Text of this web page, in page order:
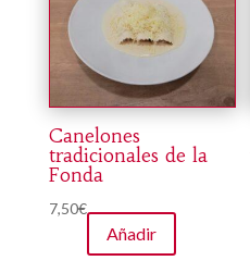
Canelones
tradicionales de la
Fonda
7,50€
Añadir